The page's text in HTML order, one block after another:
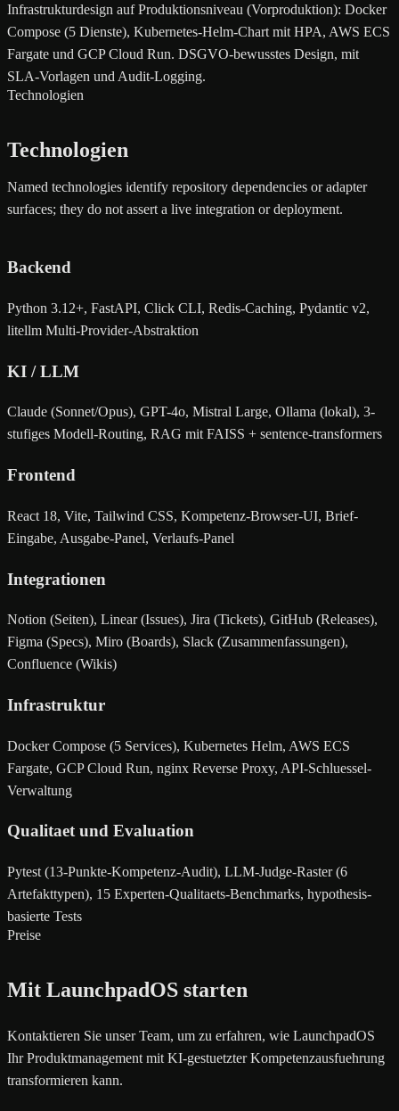
Infrastrukturdesign auf Produktionsniveau (Vorproduktion): Docker
Compose (5 Dienste), Kubernetes-Helm-Chart mit HPA, AWS ECS
Fargate und GCP Cloud Run. DSGVO-bewusstes Design, mit
SLA-Vorlagen und Audit-Logging.
Technologien
Technologien
Named technologies identify repository dependencies or adapter
surfaces; they do not assert a live integration or deployment.
Backend
Python 3.12+, FastAPI, Click CLI, Redis-Caching, Pydantic v2,
litellm Multi-Provider-Abstraktion
KI / LLM
Claude (Sonnet/Opus), GPT-4o, Mistral Large, Ollama (lokal), 3-
stufiges Modell-Routing, RAG mit FAISS + sentence-transformers
Frontend
React 18, Vite, Tailwind CSS, Kompetenz-Browser-UI, Brief-
Eingabe, Ausgabe-Panel, Verlaufs-Panel
Integrationen
Notion (Seiten), Linear (Issues), Jira (Tickets), GitHub (Releases),
Figma (Specs), Miro (Boards), Slack (Zusammenfassungen),
Confluence (Wikis)
Infrastruktur
Docker Compose (5 Services), Kubernetes Helm, AWS ECS
Fargate, GCP Cloud Run, nginx Reverse Proxy, API-Schluessel-
Verwaltung
Qualitaet und Evaluation
Pytest (13-Punkte-Kompetenz-Audit), LLM-Judge-Raster (6
Artefakttypen), 15 Experten-Qualitaets-Benchmarks, hypothesis-
basierte Tests
Preise
Mit LaunchpadOS starten
Kontaktieren Sie unser Team, um zu erfahren, wie LaunchpadOS
Ihr Produktmanagement mit KI-gestuetzter Kompetenzausfuehrung
transformieren kann.